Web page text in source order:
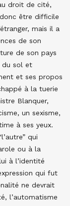
droit de cité,
être difficile
mais il a
de son
de son pays
du sol et
et ses propos
à la tuerie
Blanquer,
un sexisme,
à ses yeux.
qui
ou à la
à l’identité
qui fut
ne devrait
l’automatisme